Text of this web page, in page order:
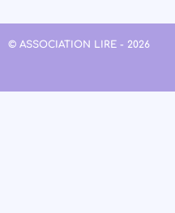
© ASSOCIATION LIRE - 2026